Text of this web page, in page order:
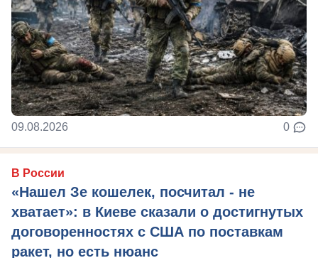
09.08.2026 0
В России
«Нашел Зе кошелек, посчитал - не
хватает»: в Киеве сказали о достигнутых
договоренностях с США по поставкам
ракет, но есть нюанс